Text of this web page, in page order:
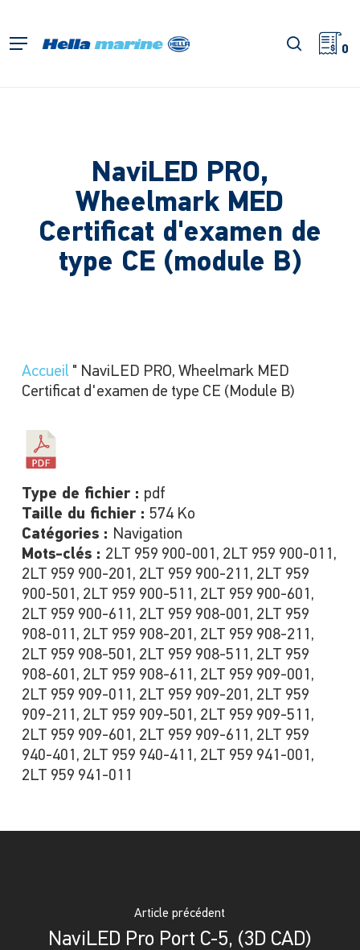
l'accueil
Menu 0
NaviLED PRO,
Wheelmark MED
Certificat d'examen de
type CE (module B)
Accueil" NaviLED PRO, Wheelmark MED
Certificat d'examen de type CE (Module B)
Type de fichier : pdf
Taille du fichier : 574 Ko
Catégories : Navigation
Mots-clés : 2LT 959 900-001, 2LT 959 900-011,
2LT 959 900-201, 2LT 959 900-211, 2LT 959
900-501, 2LT 959 900-511, 2LT 959 900-601,
2LT 959 900-611, 2LT 959 908-001, 2LT 959
908-011, 2LT 959 908-201, 2LT 959 908-211,
2LT 959 908-501, 2LT 959 908-511, 2LT 959
908-601, 2LT 959 908-611, 2LT 959 909-001,
2LT 959 909-011, 2LT 959 909-201, 2LT 959
909-211, 2LT 959 909-501, 2LT 959 909-511,
2LT 959 909-601, 2LT 959 909-611, 2LT 959
940-401, 2LT 959 940-411, 2LT 959 941-001,
2LT 959 941-011
Article précédent
NaviLED Pro Port C-5, (3D CAD)